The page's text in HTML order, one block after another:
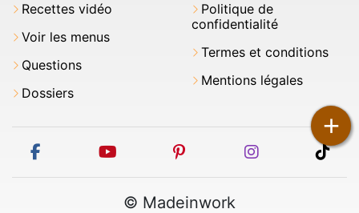
+
Recettes vidéo
Voir les menus
Questions
Dossiers
Politique de
confidentialité
Termes et conditions
Mentions légales
facebook youtube pinterest instagram
© Madeinwork